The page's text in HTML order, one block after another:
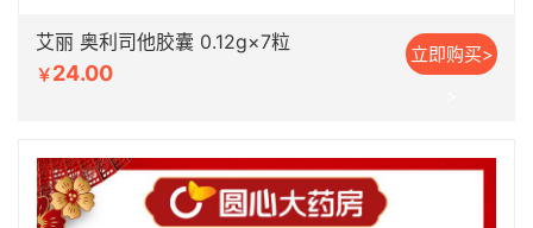
艾丽 奥利司他胶囊 0.12g×7粒
￥24.00
立即购买>